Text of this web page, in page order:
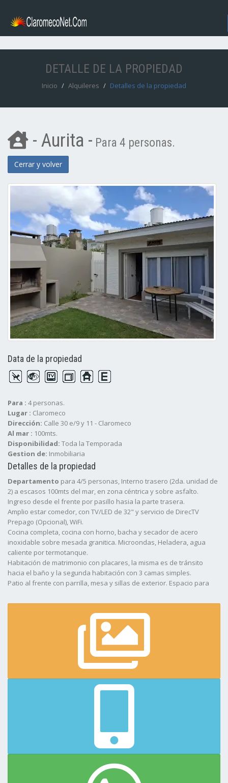
DETALLE DE LA PROPIEDAD
Inicio Alquileres Detalles de la propiedad
- Aurita - Para 4 personas.
Cerrar y volver
Data de la propiedad
Para : 4 personas.
Lugar : Claromeco
Dirección: Calle 30 e/9 y 11 - Claromeco
Al mar : 100mts.
Disponibilidad: Toda la Temporada
Gestion de: Inmobiliaria
Detalles de la propiedad
Departamento para 4/5 personas, Interno trasero (2da. unidad de
2) a escasos 100mts del mar, en zona céntrica y sobre asfalto.
Ingreso desde el frente por pasillo hasia la parte trasera.
Amplio estar comedor, con TV/LED de 32" y servicio de DirecTV
Prepago (Opcional), WiFi.
Cocina completa, cocina con horno, bacha y secador de acero
inoxidable sobre mesada granitica. Microondas, Heladera, agua
caliente por termotanque.
Habitación de matrimonio con placares, la misma es de tránsito
hacia el baño y la segunda habitación con 3 camas simples.
Patio al frente con parrilla, mesa y sillas de exterior. Espacio para